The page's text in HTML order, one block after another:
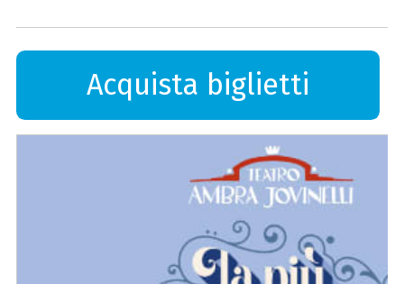
Acquista biglietti